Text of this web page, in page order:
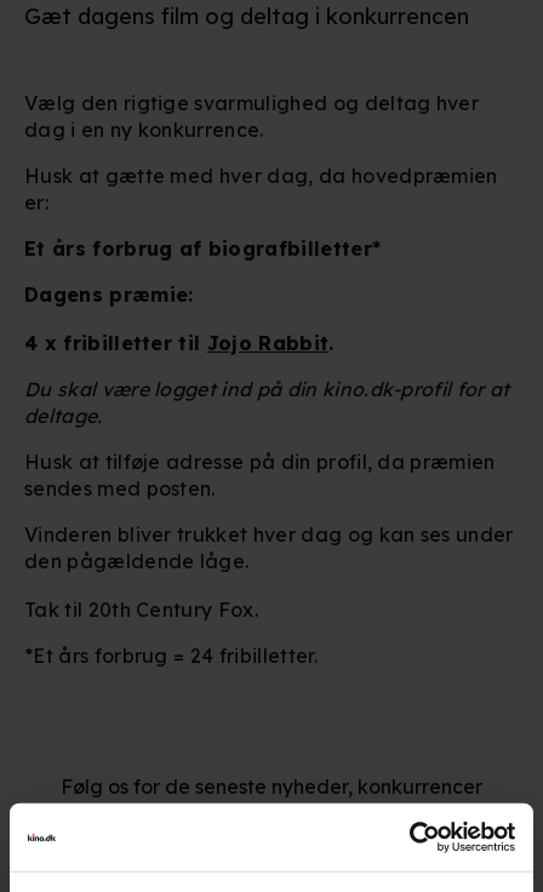
Gæt dagens film og deltag i konkurrencen
Vælg den rigtige svarmulighed og deltag hver
dag i en ny konkurrence.
Husk at gætte med hver dag, da hovedpræmien
er:
Et års forbrug af biografbilletter*
Dagens præmie:
4 x fribilletter til Jojo Rabbit.
Du skal være logget ind på din kino.dk-profil for at
deltage.
Husk at tilføje adresse på din profil, da præmien
sendes med posten.
Vinderen bliver trukket hver dag og kan ses under
den pågældende låge.
Tak til 20th Century Fox.
*Et års forbrug = 24 fribilletter.
Følg os for de seneste nyheder, konkurrencer